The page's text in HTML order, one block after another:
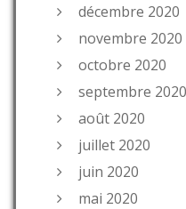
décembre 2020
novembre 2020
octobre 2020
septembre 2020
août 2020
juillet 2020
juin 2020
mai 2020